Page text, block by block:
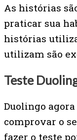
As histórias
praticar sua
histórias
utilizam são
Teste
Duolingo
comprovar o
fazer o teste